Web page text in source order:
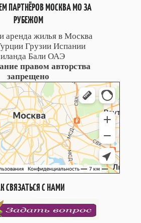
ПАРТНЁРОВ МОСКВА МО ЗА
РУБЕЖОМ
аренда жилья в Москва
Грузии Испании
Бали ОАЭ
правом авторства
запрещено
СВЯЗАТЬСЯ С НАМИ